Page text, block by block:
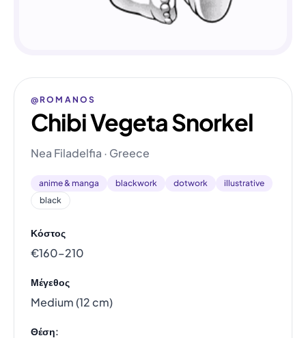
@ROMANOS
Chibi Vegeta Snorkel
Nea Filadelfia · Greece
anime & manga blackwork dotwork
illustrative
black
Κόστος
€160–210
Μέγεθος
Medium (12 cm)
Θέση: